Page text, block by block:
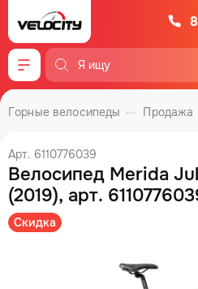
Меню
Продажа
Горные велосипеды
Арт. 6110776039
Велосипед Merida
(2019), арт.
Скидка